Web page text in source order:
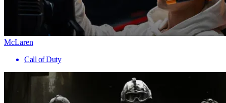
McLaren
Call of Duty